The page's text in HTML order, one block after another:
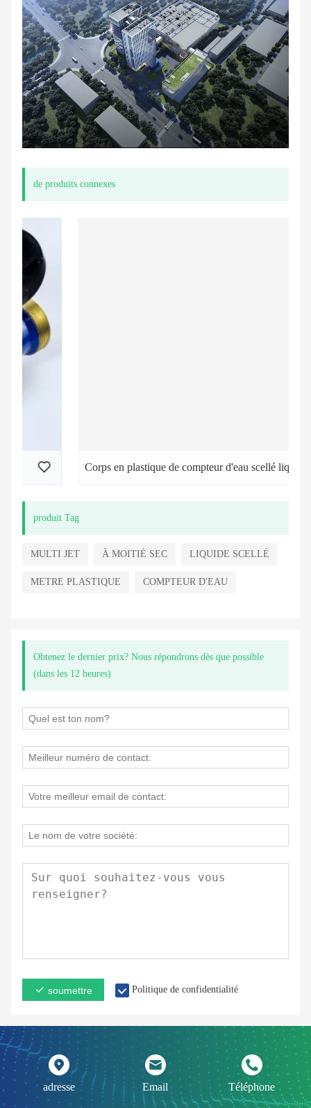
de produits connexes
Corps en plastique de compteur d'eau scellé liquide
produit Tag
MULTI JET À MOITIÉ SEC LIQUIDE SCELLÉ
METRE PLASTIQUE COMPTEUR D'EAU
Obtenez le dernier prix? Nous répondrons dès que possible
(dans les 12 heures)
soumettre Politique de confidentialité
adresse Email Téléphone